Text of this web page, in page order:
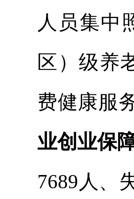
人员集中
区）级养
费健康服
业创业保
7689 人、